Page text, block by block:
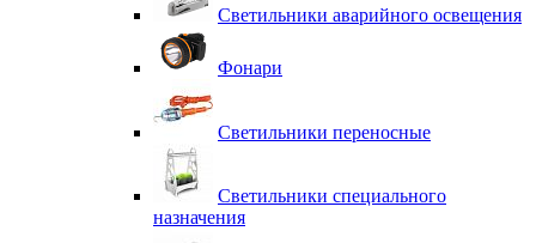
Светильники аварийного освещения
Фонари
Светильники переносные
Светильники специального
назначения